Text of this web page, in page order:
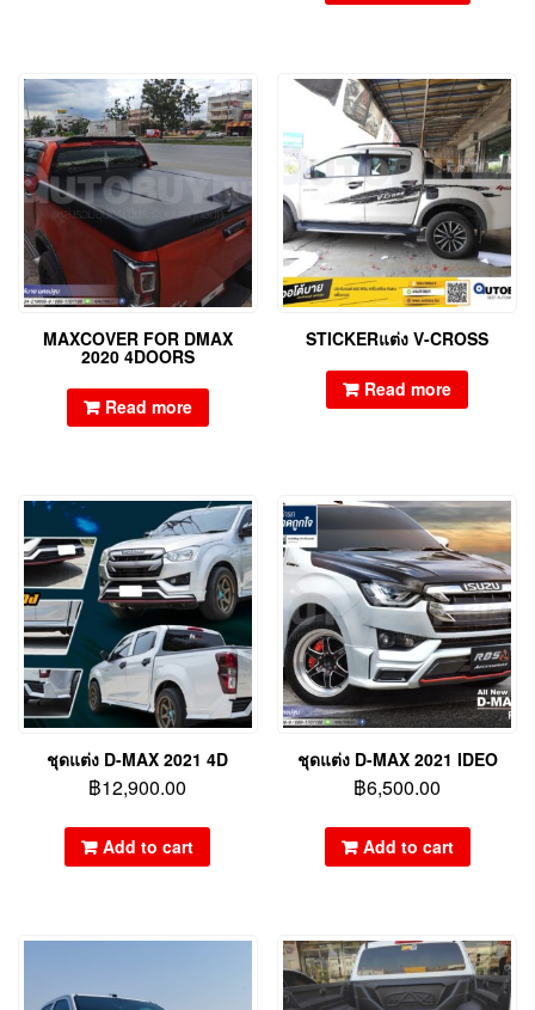
MAXCOVER FOR DMAX
2020 4DOORS
Read more
STICKERแต่ง V-CROSS
Read more
ชุดแต่ง D-MAX 2021 4D
฿12,900.00
Add to cart
ชุดแต่ง D-MAX 2021 IDEO
฿6,500.00
Add to cart